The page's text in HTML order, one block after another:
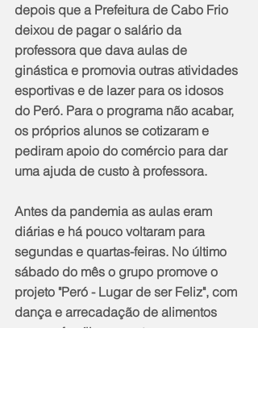
depois que a Prefeitura de Cabo Frio
deixou de pagar o salário da
professora que dava aulas de
ginástica e promovia outras atividades
esportivas e de lazer para os idosos
do Peró. Para o programa não acabar,
os próprios alunos se cotizaram e
pediram apoio do comércio para dar
uma ajuda de custo à professora.
Antes da pandemia as aulas eram
diárias e há pouco voltaram para
segundas e quartas-feiras. No último
sábado do mês o grupo promove o
projeto "Peró - Lugar de ser Feliz", com
dança e arrecadação de alimentos
para as famílias carentes.